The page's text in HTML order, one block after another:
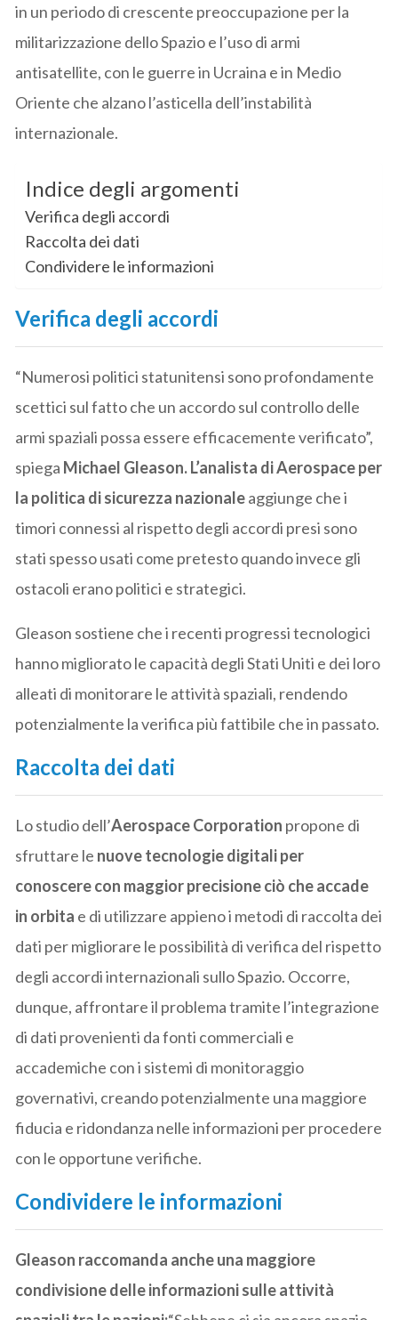
in un periodo di crescente preoccupazione per la
militarizzazione dello Spazio e l’uso di armi
antisatellite, con le guerre in Ucraina e in Medio
Oriente che alzano l’asticella dell’instabilità
internazionale.
Indice degli argomenti
Verifica degli accordi
Raccolta dei dati
Condividere le informazioni
Verifica degli accordi
“Numerosi politici statunitensi sono profondamente
scettici sul fatto che un accordo sul controllo delle
armi spaziali possa essere efficacemente verificato”,
spiega Michael Gleason. L’analista di Aerospace per
la politica di sicurezza nazionaleaggiunge che i
timori connessi al rispetto degli accordi presi sono
stati spesso usati come pretesto quando invece gli
ostacoli erano politici e strategici.
Gleason sostiene che i recenti progressi tecnologici
hanno migliorato le capacità degli Stati Uniti e dei loro
alleati di monitorare le attività spaziali, rendendo
potenzialmente la verifica più fattibile che in passato.
Raccolta dei dati
Lo studio dell’Aerospace Corporation propone di
sfruttare le nuove tecnologie digitali per
conoscere con maggior precisione ciò che accade
in orbita e di utilizzare appieno i metodi di raccolta dei
dati per migliorare le possibilità di verifica del rispetto
degli accordi internazionali sullo Spazio. Occorre,
dunque, affrontare il problema tramite l’integrazione
di dati provenienti da fonti commerciali e
accademiche con i sistemi di monitoraggio
governativi, creando potenzialmente una maggiore
fiducia e ridondanza nelle informazioni per procedere
con le opportune verifiche.
Condividere le informazioni
Gleason raccomanda anche una maggiore
condivisione delle informazioni sulle attività